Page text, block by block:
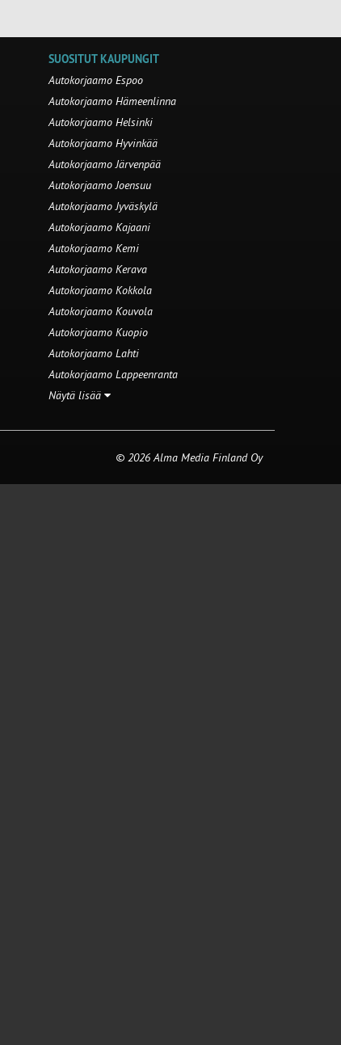
SUOSITUT KAUPUNGIT
Autokorjaamo Espoo
Autokorjaamo Hämeenlinna
Autokorjaamo Helsinki
Autokorjaamo Hyvinkää
Autokorjaamo Järvenpää
Autokorjaamo Joensuu
Autokorjaamo Jyväskylä
Autokorjaamo Kajaani
Autokorjaamo Kemi
Autokorjaamo Kerava
Autokorjaamo Kokkola
Autokorjaamo Kouvola
Autokorjaamo Kuopio
Autokorjaamo Lahti
Autokorjaamo Lappeenranta
Näytä lisää
© 2026 Alma Media Finland Oy